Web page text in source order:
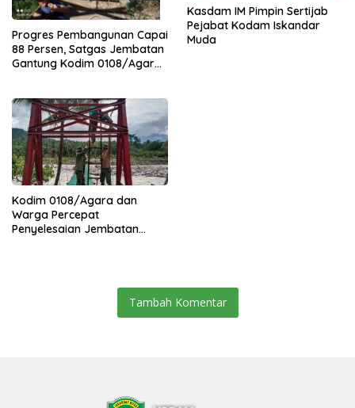
Progres Pembangunan Capai
88 Persen, Satgas Jembatan
Gantung Kodim 0108/Agara
Kasdam IM Pimpin Sertijab
Pejabat Kodam Iskandar
Muda
Kodim 0108/Agara dan
Warga Percepat
Penyelesaian Jembatan
Tambah Komentar